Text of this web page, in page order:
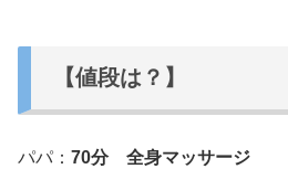
【値段は？】
パパ： 70分 全身マッサージ